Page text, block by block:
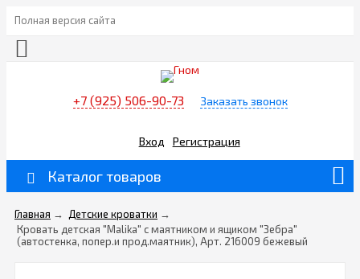
Полная версия сайта
+7 (925) 506-90-73 Заказать звонок
Вход Регистрация
Каталог товаров
Главная → Детские кроватки →
Кровать детская "Malika" с маятником и ящиком "Зебра"
(автостенка, попер.и прод.маятник), Арт. 216009 бежевый